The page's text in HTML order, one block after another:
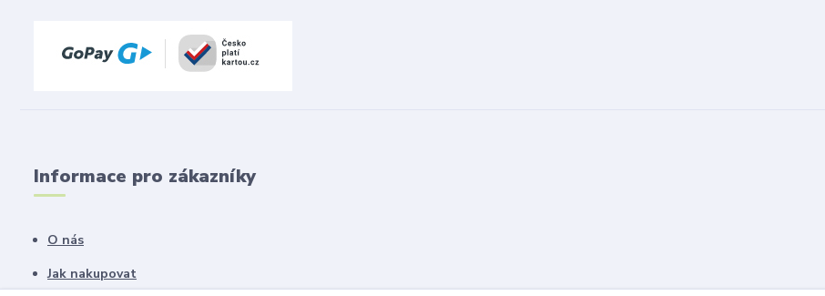
Informace pro zákazníky
O nás
Jak nakupovat